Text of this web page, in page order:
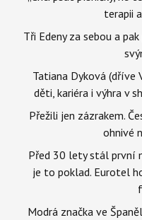
terapii
Tři Edeny za sebou a
Tatiana Dyková (dříve
děti, kariéra i výhra v
Přežili jen zázrakem.
ohnivé
Před 30 lety stál první
je to poklad. Eurotel
Modrá značka ve